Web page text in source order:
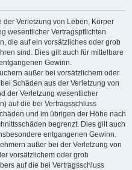
der Verletzung von Leben, Körper
wesentlicher Vertragspflichten
die auf ein vorsätzliches oder grob
sind. Dies gilt auch für mittelbare
Gewinn.
außer bei vorsätzlichem oder
Schäden aus der Verletzung von
der Verletzung wesentlicher
auf die bei Vertragsschluss
und im übrigen der Höhe nach
begrenzt. Dies gilt auch
entgangenen Gewinn.
außer bei der Verletzung von
vorsätzlichem oder grob
auf die bei Vertragsschluss